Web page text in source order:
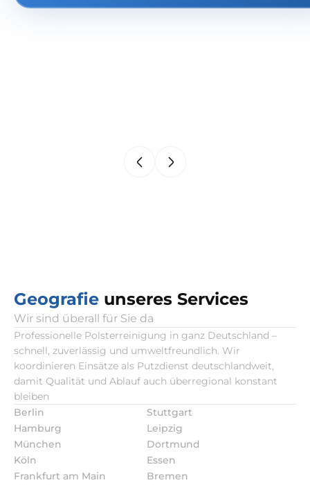
Geografie unseres Services
Wir sind überall für Sie da
Professionelle Polsterreinigung in ganz Deutschland –
schnell, zuverlässig und umweltfreundlich. Wir
koordinieren Einsätze als Putzdienst deutschlandweit,
damit Qualität und Ablauf auch überregional konstant
bleiben
Berlin
Hamburg
München
Köln
Frankfurt am Main
Stuttgart
Leipzig
Dortmund
Essen
Bremen